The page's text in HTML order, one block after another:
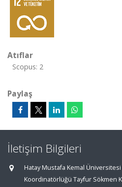
Atıflar
Scopus: 2
Paylaş
İletişim Bilgileri
Hatay Mustafa Kemal
Koordinatörlüğü Tayfur Sökmen